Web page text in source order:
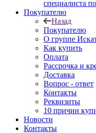
специалиста
Покупателю
Назад
Покупателю
О группе
Как купить
Оплата
Рассрочка и
Доставка
Вопрос - ответ
Контакты
Реквизиты
10 причин
Новости
Контакты